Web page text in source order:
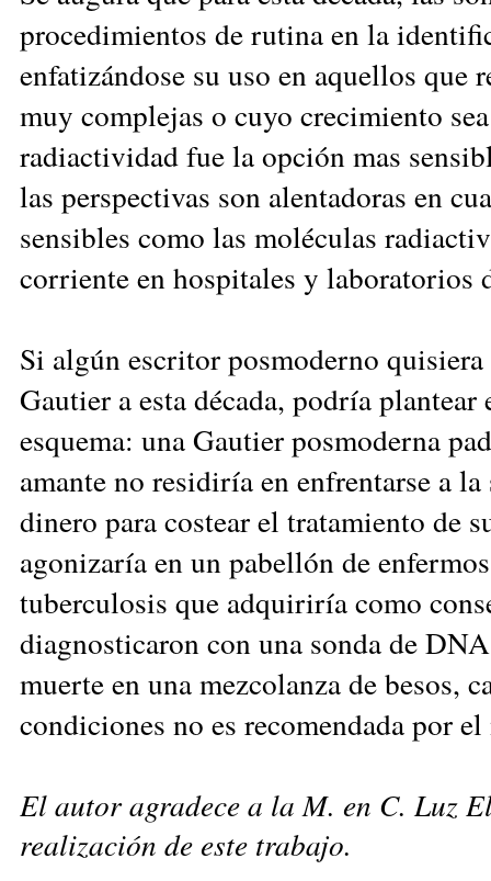
procedimientos de rutina en la
enfatizándose su uso en aquellos
muy complejas o cuyo crecimiento
radiactividad fue la opción mas
las perspectivas son alentadoras en
sensibles como las moléculas
corriente en hospitales y laboratorios
Si algún escritor posmoderno
Gautier a esta década, podría
esquema: una Gautier posmoderna
amante no residiría en enfrentarse a
dinero para costear el tratamiento de
agonizaría en un pabellón de
tuberculosis que adquiriría como
diagnosticaron con una sonda de
muerte en una mezcolanza de besos,
condiciones no es recomendada por
El autor agradece a la M. en C. Luz
realización de este trabajo.